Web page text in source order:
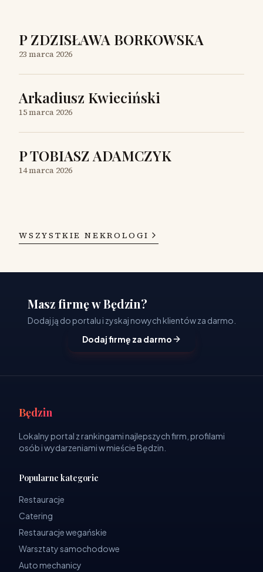
P ZDZISŁAWA BORKOWSKA
23 marca 2026
Arkadiusz Kwieciński
15 marca 2026
P TOBIASZ ADAMCZYK
14 marca 2026
WSZYSTKIE NEKROLOGI
Masz firmę w Będzin?
Dodaj ją do portalu i zyskaj nowych klientów za darmo.
Dodaj firmę za darmo
Będzin
Lokalny portal z rankingami najlepszych firm, profilami
osób i wydarzeniami w mieście Będzin.
Popularne kategorie
Restauracje
Catering
Restauracje wegańskie
Warsztaty samochodowe
Auto mechanicy